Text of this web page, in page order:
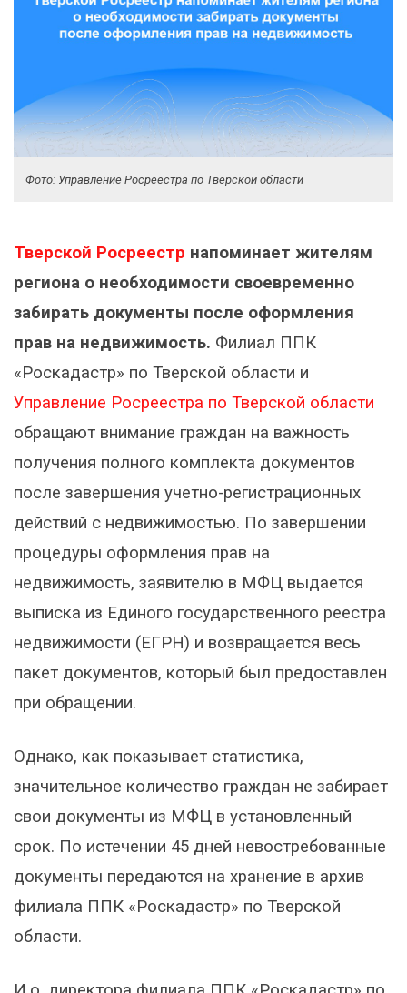
Фото: Управление Росреестра по Тверской области
Тверской Росреестр напоминает жителям
региона о необходимости своевременно
забирать документы после оформления
прав на недвижимость. Филиал ППК
«Роскадастр» по Тверской области и
Управление Росреестра по Тверской области
обращают внимание граждан на важность
получения полного комплекта документов
после завершения учетно-регистрационных
действий с недвижимостью. По завершении
процедуры оформления прав на
недвижимость, заявителю в МФЦ выдается
выписка из Единого государственного реестра
недвижимости (ЕГРН) и возвращается весь
пакет документов, который был предоставлен
при обращении.
Однако, как показывает статистика,
значительное количество граждан не забирает
свои документы из МФЦ в установленный
срок. По истечении 45 дней невостребованные
документы передаются на хранение в архив
филиала ППК «Роскадастр» по Тверской
области.